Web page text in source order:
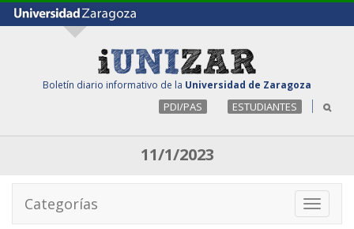
Boletín diario informativo de la Universidad de Zaragoza
PDI/PAS ESTUDIANTES
11/1/2023
Toggle
Categorías